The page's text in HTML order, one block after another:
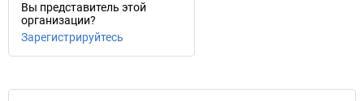
Вы представитель этой
организации?
Зарегистрируйтесь